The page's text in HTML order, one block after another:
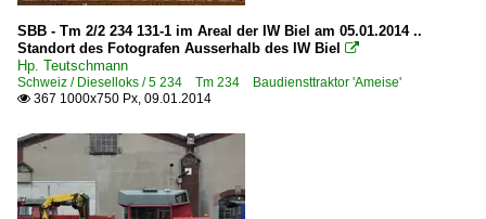
SBB - Tm 2/2 234 131-1 im Areal der IW Biel am 05.01.2014 ..
Standort des Fotografen Ausserhalb des IW Biel 
Hp. Teutschmann
Schweiz / Dieselloks / 5 234 Tm 234 Baudiensttraktor 'Ameise'
 367 1000x750 Px, 09.01.2014